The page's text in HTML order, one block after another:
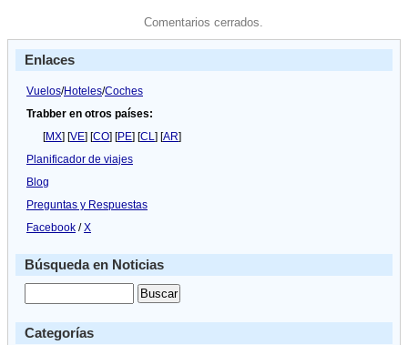
Comentarios cerrados.
Enlaces
Vuelos/Hoteles/Coches
Trabber en otros países:
[MX] [VE] [CO] [PE] [CL] [AR]
Planificador de viajes
Blog
Preguntas y Respuestas
Facebook /X
Búsqueda en Noticias
Categorías